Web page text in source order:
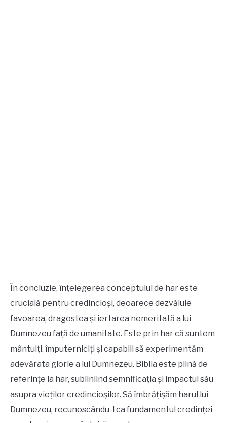
În concluzie, înțelegerea conceptului de har este
crucială pentru credincioși, deoarece dezvăluie
favoarea, dragostea și iertarea nemeritată a lui
Dumnezeu față de umanitate. Este prin har că suntem
mântuiți, împuterniciți și capabili să experimentăm
adevărata glorie a lui Dumnezeu. Biblia este plină de
referințe la har, subliniind semnificația și impactul său
asupra vieților credincioșilor. Să îmbrățișăm harul lui
Dumnezeu, recunoscându-l ca fundamentul credinței